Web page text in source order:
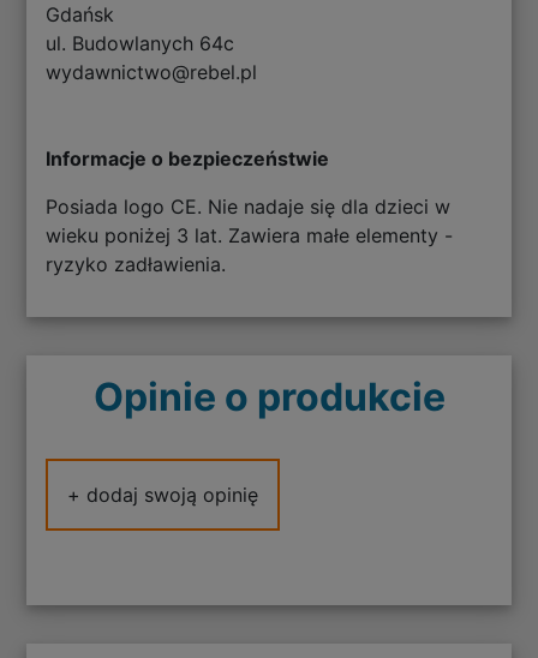
Gdańsk
ul. Budowlanych 64c
wydawnictwo@rebel.pl
Informacje o bezpieczeństwie
Posiada logo CE. Nie nadaje się dla dzieci w
wieku poniżej 3 lat. Zawiera małe elementy -
ryzyko zadławienia.
Opinie o produkcie
+ dodaj swoją opinię